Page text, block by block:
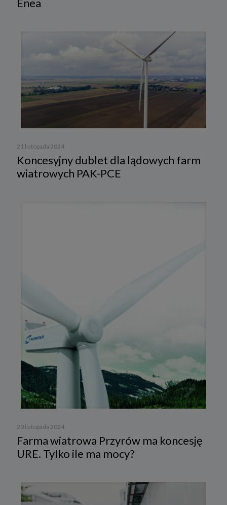
Enea
21 listopada 2024
Koncesyjny dublet dla lądowych farm
wiatrowych PAK-PCE
20 listopada 2024
Farma wiatrowa Przyrów ma koncesję
URE. Tylko ile ma mocy?